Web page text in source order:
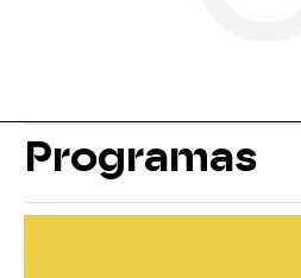
Programas